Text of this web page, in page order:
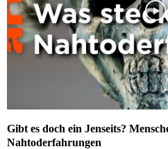
Gibt es doch ein Jenseits?
Nahtoderfahrungen